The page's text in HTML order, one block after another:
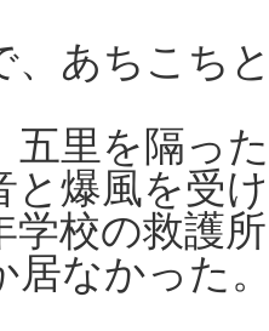
、あちこち
五里を隔っ
と爆風を受
学校の救護
居なかった